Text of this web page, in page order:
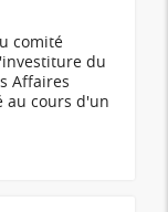
comité
du
Affaires
au cours d'un